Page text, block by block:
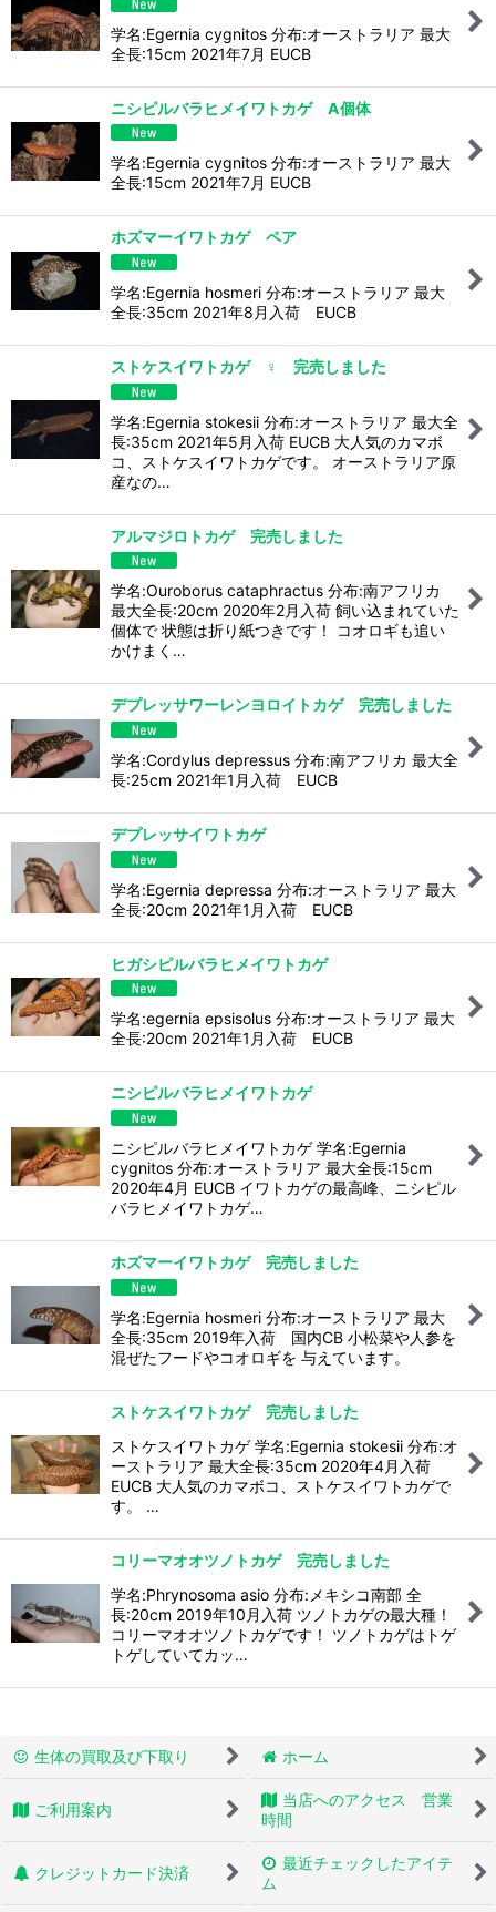
学名:Egernia cygnitos 分布:オーストラリア 最大
全長:15cm 2021年7月 EUCB
ニシピルバラヒメイワトカゲ A個体
学名:Egernia cygnitos 分布:オーストラリア 最大
全長:15cm 2021年7月 EUCB
ホズマーイワトカゲ ペア
学名:Egernia hosmeri 分布:オーストラリア 最大
全長:35cm 2021年8月入荷 EUCB
ストケスイワトカゲ ♀ 完売しました
学名:Egernia stokesii 分布:オーストラリア 最大全
長:35cm 2021年5月入荷 EUCB 大人気のカマボ
コ、ストケスイワトカゲです。 オーストラリア原
産なの…
アルマジロトカゲ 完売しました
学名:Ouroborus cataphractus 分布:南アフリカ
最大全長:20cm 2020年2月入荷 飼い込まれていた
個体で 状態は折り紙つきです！ コオロギも追い
かけまく…
デプレッサワーレンヨロイトカゲ 完売しました
学名:Cordylus depressus 分布:南アフリカ 最大全
長:25cm 2021年1月入荷 EUCB
デプレッサイワトカゲ
学名:Egernia depressa 分布:オーストラリア 最大
全長:20cm 2021年1月入荷 EUCB
ヒガシピルバラヒメイワトカゲ
学名:egernia epsisolus 分布:オーストラリア 最大
全長:20cm 2021年1月入荷 EUCB
ニシピルバラヒメイワトカゲ
ニシピルバラヒメイワトカゲ 学名:Egernia
cygnitos 分布:オーストラリア 最大全長:15cm
2020年4月 EUCB イワトカゲの最高峰、ニシピル
バラヒメイワトカゲ…
ホズマーイワトカゲ 完売しました
学名:Egernia hosmeri 分布:オーストラリア 最大
全長:35cm 2019年入荷 国内CB 小松菜や人参を
混ぜたフードやコオロギを 与えています。
ストケスイワトカゲ 完売しました
ストケスイワトカゲ 学名:Egernia stokesii 分布:オ
ーストラリア 最大全長:35cm 2020年4月入荷
EUCB 大人気のカマボコ、ストケスイワトカゲで
す。 …
コリーマオオツノトカゲ 完売しました
学名:Phrynosoma asio 分布:メキシコ南部 全
長:20cm 2019年10月入荷 ツノトカゲの最大種！
コリーマオオツノトカゲです！ ツノトカゲはトゲ
トゲしていてカッ…
生体の買取及び下取り ホーム
ご利用案内
当店へのアクセス 営業
時間
クレジットカード決済
最近チェックしたアイテ
ム